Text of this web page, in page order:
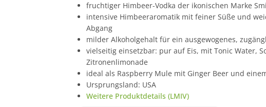
fruchtiger Himbeer-Vodka der ikonischen Marke
intensive Himbeeraromatik mit feiner Süße und
Abgang
milder Alkoholgehalt für ein ausgewogenes,
vielseitig einsetzbar: pur auf Eis, mit Tonic Water,
Zitronenlimonade
ideal als Raspberry Mule mit Ginger Beer und
Ursprungsland: USA
Weitere Produktdetails (LMIV)